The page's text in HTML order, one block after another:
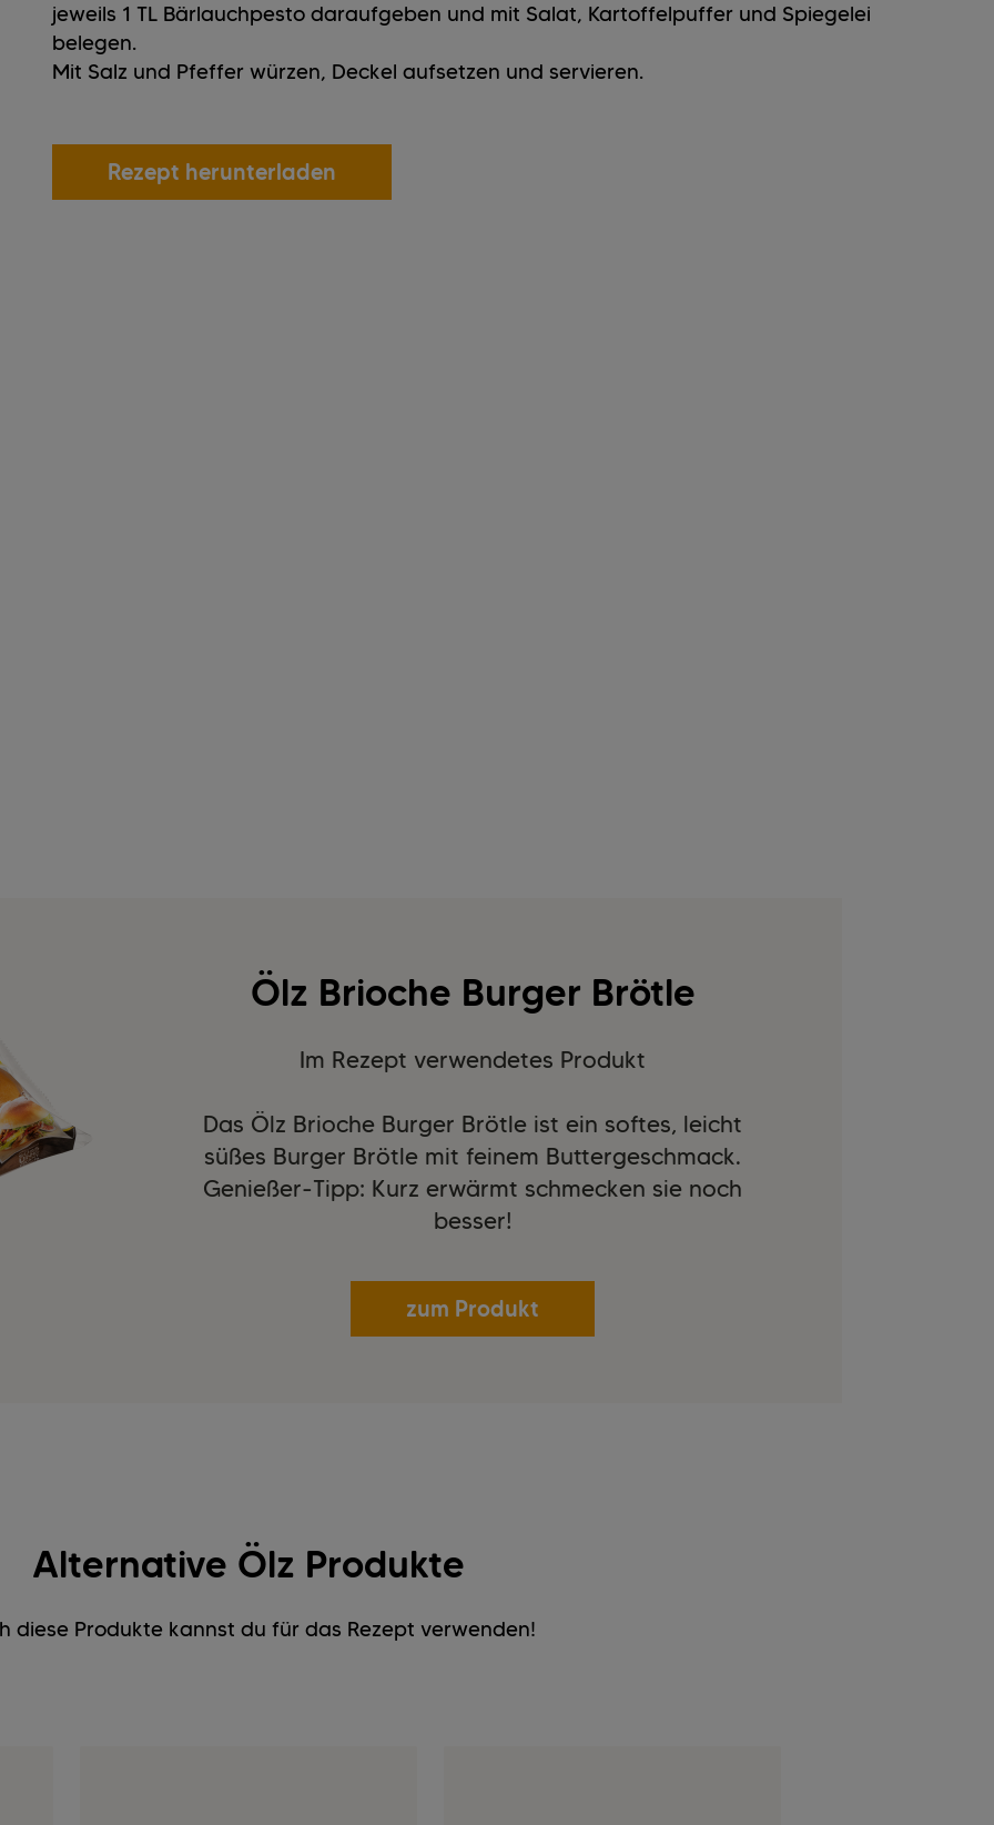
jeweils 1 TL Bärlauchpesto daraufgeben und mit Salat, Kartoffelpuffer und Spiegelei
belegen.
Mit Salz und Pfeffer würzen, Deckel aufsetzen und servieren.
Rezept herunterladen
Ölz Brioche Burger Brötle
Im Rezept verwendetes Produkt
Das Ölz Brioche Burger Brötle ist ein softes, leicht
süßes Burger Brötle mit feinem Buttergeschmack.
Genießer-Tipp: Kurz erwärmt schmecken sie noch
besser!
zum Produkt
Alternative Ölz Produkte
diese Produkte kannst du für das Rezept verwenden!